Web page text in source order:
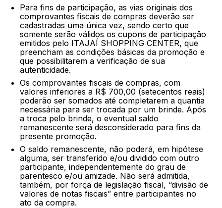
Para fins de participação, as vias originais dos
comprovantes fiscais de compras deverão ser
cadastradas uma única vez, sendo certo que
somente serão válidos os cupons de participação
emitidos pelo ITAJAÍ SHOPPING CENTER, que
preencham as condições básicas da promoção e
que possibilitarem a verificação de sua
autenticidade.
Os comprovantes fiscais de compras, com
valores inferiores a R$ 700,00 (setecentos reais)
poderão ser somados até completarem a quantia
necessária para ser trocada por um brinde. Após
a troca pelo brinde, o eventual saldo
remanescente será desconsiderado para fins da
presente promoção.
O saldo remanescente, não poderá, em hipótese
alguma, ser transferido e/ou dividido com outro
participante, independentemente do grau de
parentesco e/ou amizade. Não será admitida,
também, por força de legislação fiscal, “divisão de
valores de notas fiscais” entre participantes no
ato da compra.